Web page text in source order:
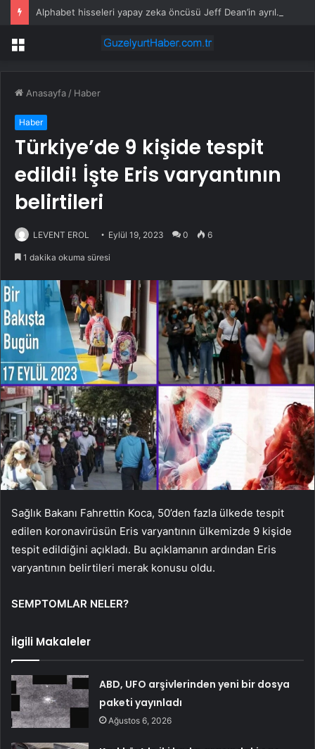
Alphabet hisseleri yapay zeka öncüsü Jeff Dean’in ayrılmasıyla %5 düştü
Menü
Anasayfa / Haber
Haber
Türkiye’de 9 kişide tespit
edildi! İşte Eris varyantının
belirtileri
LEVENT EROL Eylül 19, 2023 0 6
1 dakika okuma süresi
Sağlık Bakanı Fahrettin Koca, 50’den fazla ülkede tespit
edilen koronavirüsün Eris varyantının ülkemizde 9 kişide
tespit edildiğini açıkladı. Bu açıklamanın ardından Eris
varyantının belirtileri merak konusu oldu.
SEMPTOMLAR NELER?
İlgili Makaleler
ABD, UFO arşivlerinden yeni bir dosya
paketi yayınladı
Ağustos 6, 2026